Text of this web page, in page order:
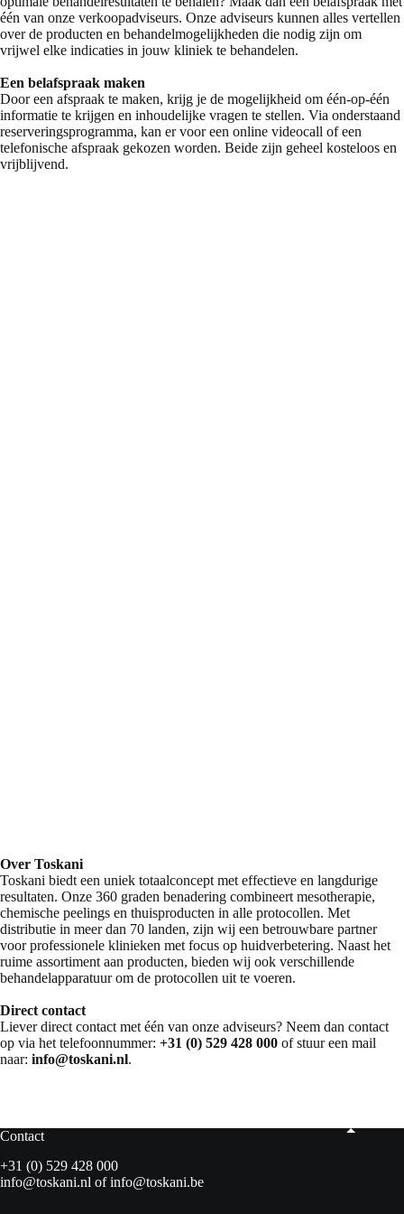
één van onze verkoopadviseurs. Onze adviseurs kunnen alles vertellen
over de producten en behandelmogelijkheden die nodig zijn om
vrijwel elke indicaties in jouw kliniek te behandelen.
Een belafspraak maken
Door een afspraak te maken, krijg je de mogelijkheid om één-op-één
informatie te krijgen en inhoudelijke vragen te stellen. Via onderstaand
reserveringsprogramma, kan er voor een online videocall of een
telefonische afspraak gekozen worden. Beide zijn geheel kosteloos en
vrijblijvend.
Over Toskani
Toskani biedt een uniek totaalconcept met effectieve en langdurige
resultaten. Onze 360 graden benadering combineert mesotherapie,
chemische peelings en thuisproducten in alle protocollen. Met
distributie in meer dan 70 landen, zijn wij een betrouwbare partner
voor professionele klinieken met focus op huidverbetering. Naast het
ruime assortiment aan producten, bieden wij ook verschillende
behandelapparatuur om de protocollen uit te voeren.
Direct contact
Liever direct contact met één van onze adviseurs? Neem dan contact
op via het telefoonnummer: +31 (0) 529 428 000 of stuur een mail
naar: info@toskani.nl.
Contact
+31 (0) 529 428 000
info@toskani.nl ofinfo@toskani.be